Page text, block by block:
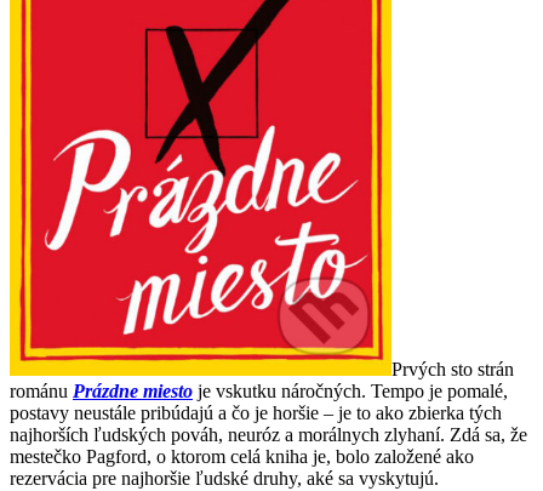
Prvých sto strán
románu Prázdne miesto je vskutku náročných. Tempo je pomalé,
postavy neustále pribúdajú a čo je horšie – je to ako zbierka tých
najhorších ľudských pováh, neuróz a morálnych zlyhaní. Zdá sa, že
mestečko Pagford, o ktorom celá kniha je, bolo založené ako
rezervácia pre najhoršie ľudské druhy, aké sa vyskytujú.